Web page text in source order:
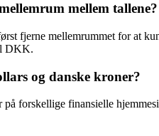
mellem tallene?
fjerne mellemrummet for at
DKK.
og danske kroner?
forskellige finansielle